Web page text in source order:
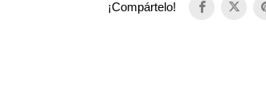
¡Compártelo!